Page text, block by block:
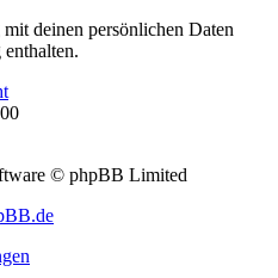
deinen persönlichen Daten
© phpBB Limited